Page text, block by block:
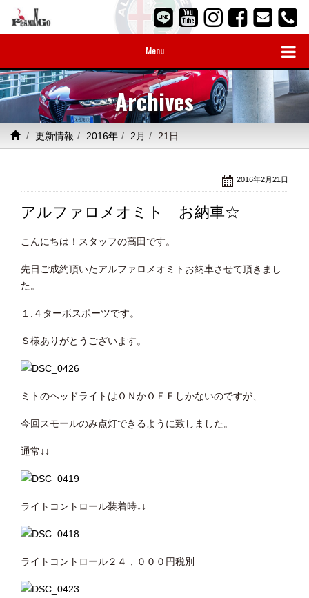
Menu
Archives
更新情報 2016年 2月 21日
2016年2月21日
アルファロメオミト お納車☆
こんにちは！スタッフの高田です。
先日ご成約頂いたアルファロメオミトお納車させて頂きまし
た。
１.４ターボスポーツです。
Ｓ様ありがとうございます。
ミトのヘッドライトはＯＮかＯＦＦしかないのですが、
今回スモールのみ点灯できるように致しました。
通常↓↓
ライトコントロール装着時↓↓
ライトコントロール２４，０００円税別